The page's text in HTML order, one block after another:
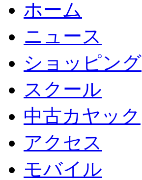
ホーム
ニュース
ショッピング
スクール
中古カヤック
アクセス
モバイル